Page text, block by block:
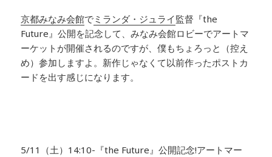
京都みなみ会館でミランダ・ジュライ監督『the
Future』公開を記念して、みなみ会館ロビーでアートマ
ーケットが開催されるのですが、僕もちょろっと（控え
め）参加しますよ。新作じゃなくて以前作ったポストカ
ードを出す感じになります。
5/11（土）14:10-『the Future』公開記念!アートマー